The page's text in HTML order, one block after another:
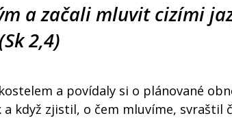
a začali mluvit cizími
2,4)
a povídaly si o plánované
když zjistil, o čem mluvíme, svraštil